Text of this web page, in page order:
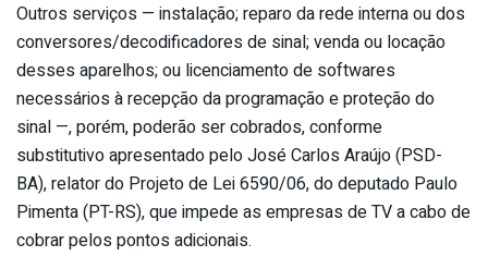
Outros serviços — instalação; reparo da rede interna ou dos
conversores/decodificadores de sinal; venda ou locação
desses aparelhos; ou licenciamento de softwares
necessários à recepção da programação e proteção do
sinal —, porém, poderão ser cobrados, conforme
substitutivo apresentado pelo José Carlos Araújo (PSD-
BA), relator do Projeto de Lei 6590/06, do deputado Paulo
Pimenta (PT-RS), que impede as empresas de TV a cabo de
cobrar pelos pontos adicionais.